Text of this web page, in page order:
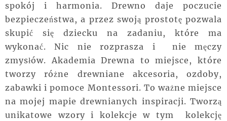
spokój i harmonia. Drewno daje poczucie
bezpieczeństwa, a przez swoją prostotę pozwala
skupić się dziecku na zadaniu, które ma
wykonać. Nic nie rozprasza i nie męczy
zmysłów. Akademia Drewna to miejsce, które
tworzy różne drewniane akcesoria, ozdoby,
zabawki i pomoce Montessori. To ważne miejsce
na mojej mapie drewnianych inspiracji. Tworzą
unikatowe wzory i kolekcje w tym kolekcję